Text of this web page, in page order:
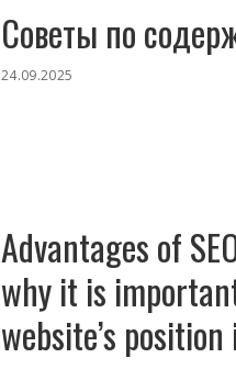
Советы по
24.09.2025
Advantages of
why it is
website’s